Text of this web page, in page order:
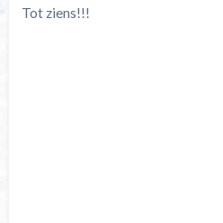
Tot ziens!!!